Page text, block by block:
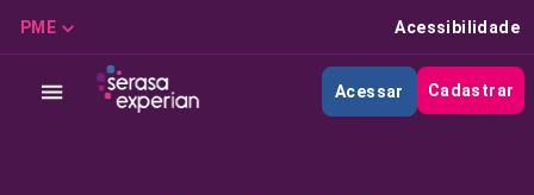
PME Acessibilidade
Acessar Cadastrar